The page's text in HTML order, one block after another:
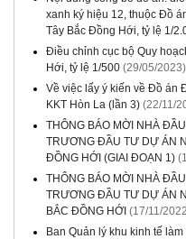
xanh ký hiệu 12, thuộc Đồ
Tây Bắc Đồng Hới, tỷ lệ 1/
Điều chỉnh cục bộ Quy
Hới, tỷ lệ 1/500 (29/05/2023)
Về việc lấy ý kiến về Đồ án
KKT Hòn La (lần 3) (22/11/
THÔNG BÁO MỜI NHÀ
TRƯƠNG ĐẦU TƯ DỰ ÁN
ĐỒNG HỚI (GIAI ĐOẠN 1)
THÔNG BÁO MỜI NHÀ
TRƯƠNG ĐẦU TƯ DỰ ÁN
BẮC ĐỒNG HỚI (17/11/
Ban Quản lý khu kinh tế